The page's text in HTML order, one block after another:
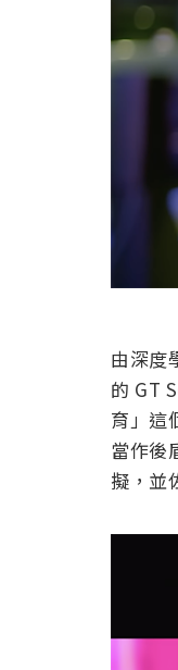
由深度
的 GT
育」這
當作後
擬，並